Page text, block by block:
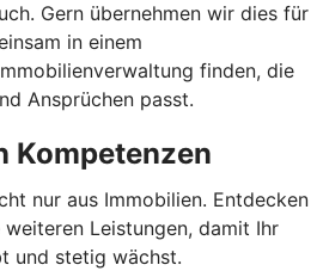
Gern übernehmen wir dies für
in einem
finden, die
Ansprüchen passt.
Kompetenzen
nur aus Immobilien. Entdecken
weiteren Leistungen, damit Ihr
und stetig wächst.